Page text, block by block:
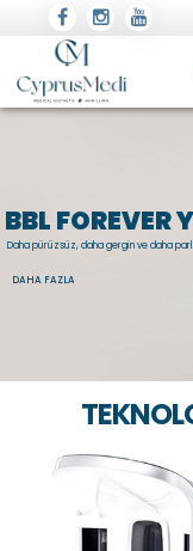
BBL FOREVER
Daha pürüzsüz, daha gergin ve daha
DAHA FAZLA